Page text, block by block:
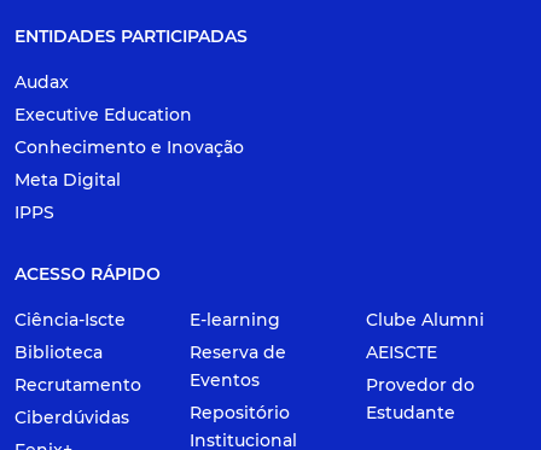
ENTIDADES PARTICIPADAS
Audax
Executive Education
Conhecimento e Inovação
Meta Digital
IPPS
ACESSO RÁPIDO
Ciência-Iscte
Biblioteca
Recrutamento
Ciberdúvidas
E-learning
Reserva de
Eventos
Repositório
Institucional
Clube Alumni
AEISCTE
Provedor do
Estudante